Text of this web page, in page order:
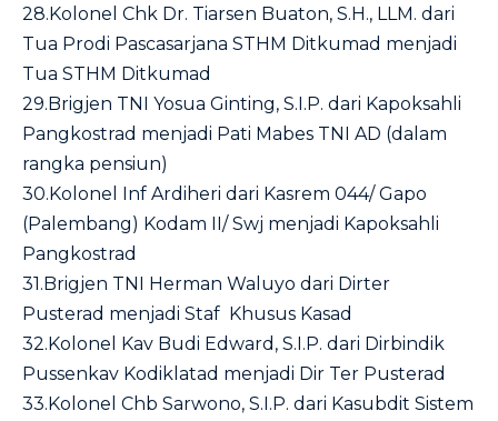
28.Kolonel Chk Dr. Tiarsen Buaton, S.H., LLM. dari
Tua Prodi Pascasarjana STHM Ditkumad menjadi
Tua STHM Ditkumad
29.Brigjen TNI Yosua Ginting, S.I.P. dari Kapoksahli
Pangkostrad menjadi Pati Mabes TNI AD (dalam
rangka pensiun)
30.Kolonel Inf Ardiheri dari Kasrem 044/ Gapo
(Palembang) Kodam II/ Swj menjadi Kapoksahli
Pangkostrad
31.Brigjen TNI Herman Waluyo dari Dirter
Pusterad menjadi Staf Khusus Kasad
32.Kolonel Kav Budi Edward, S.I.P. dari Dirbindik
Pussenkav Kodiklatad menjadi Dir Ter Pusterad
33.Kolonel Chb Sarwono, S.I.P. dari Kasubdit Sistem